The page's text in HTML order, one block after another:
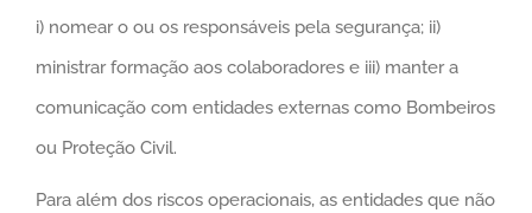
i) nomear o ou os responsáveis pela segurança; ii)
ministrar formação aos colaboradores e iii) manter a
comunicação com entidades externas como Bombeiros
ou Proteção Civil.
Para além dos riscos operacionais, as entidades que não